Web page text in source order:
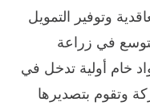
وتوفير التمويل
في زراعة
خام أولية تدخل في
وتقوم بتصديرها